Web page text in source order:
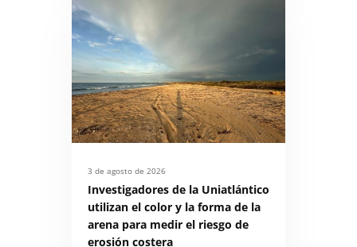
3 de agosto de 2026
Investigadores de la Uniatlántico
utilizan el color y la forma de la
arena para medir el riesgo de
erosión costera